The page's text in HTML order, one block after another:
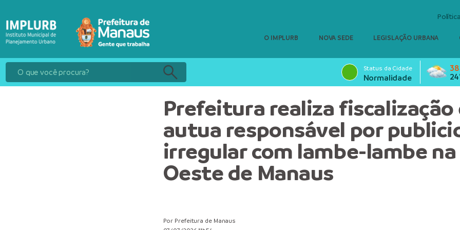
O IMPLURB NOVA SEDE LEGISLAÇÃO URBANA
Status da Cidade
Normalidade
Prefeitura realiza fiscalização
autua responsável por
irregular com lambe-lambe na
Oeste de Manaus
Por Prefeitura de Manaus